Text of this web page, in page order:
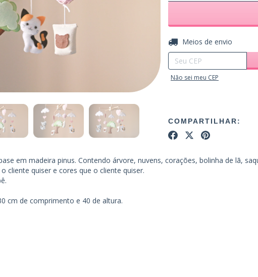
Entregas para o CEP:
Meios de envio
Não sei meu CEP
COMPARTILHAR:
em madeira pinus. Contendo árvore, nuvens, corações, bolinha de lã,
cliente quiser e cores que o cliente quiser.
cm de comprimento e 40 de altura.